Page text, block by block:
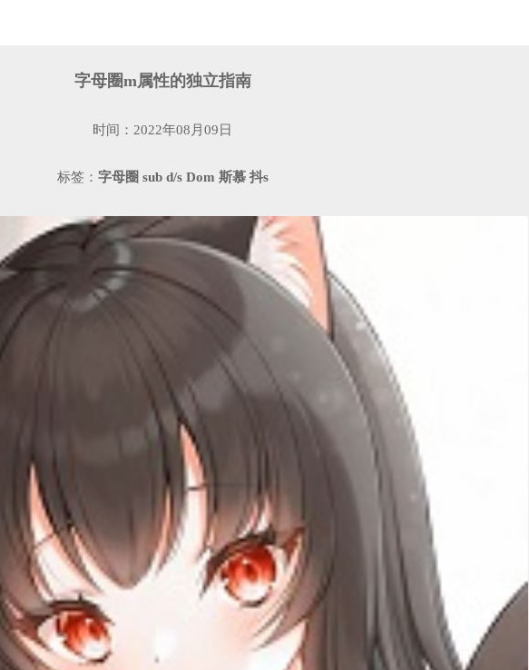
字母圈m属性的独立指南
时间：2022年08月09日
标签： 字母圈 sub d/s Dom 斯慕 抖s